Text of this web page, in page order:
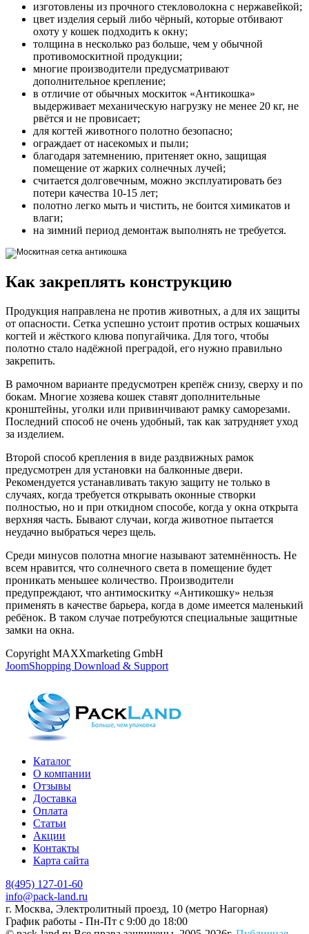
изготовлены из прочного стекловолокна с нержавейкой;
цвет изделия серый либо чёрный, которые отбивают
охоту у кошек подходить к окну;
толщина в несколько раз больше, чем у обычной
противомоскитной продукции;
многие производители предусматривают
дополнительное крепление;
в отличие от обычных москиток «Антикошка»
выдерживает механическую нагрузку не менее 20 кг, не
рвётся и не провисает;
для когтей животного полотно безопасно;
ограждает от насекомых и пыли;
благодаря затемнению, притеняет окно, защищая
помещение от жарких солнечных лучей;
считается долговечным, можно эксплуатировать без
потери качества 10-15 лет;
полотно легко мыть и чистить, не боится химикатов и
влаги;
на зимний период демонтаж выполнять не требуется.
Как закреплять конструкцию
Продукция направлена не против животных, а для их защиты
от опасности. Сетка успешно устоит против острых кошачьих
когтей и жёсткого клюва попугайчика. Для того, чтобы
полотно стало надёжной преградой, его нужно правильно
закрепить.
В рамочном варианте предусмотрен крепёж снизу, сверху и по
бокам. Многие хозяева кошек ставят дополнительные
кронштейны, уголки или привинчивают рамку саморезами.
Последний способ не очень удобный, так как затрудняет уход
за изделием.
Второй способ крепления в виде раздвижных рамок
предусмотрен для установки на балконные двери.
Рекомендуется устанавливать такую защиту не только в
случаях, когда требуется открывать оконные створки
полностью, но и при откидном способе, когда у окна открыта
верхняя часть. Бывают случаи, когда животное пытается
неудачно выбраться через щель.
Среди минусов полотна многие называют затемнённость. Не
всем нравится, что солнечного света в помещение будет
проникать меньшее количество. Производители
предупреждают, что антимоскитку «Антикошку» нельзя
применять в качестве барьера, когда в доме имеется маленький
ребёнок. В таком случае потребуются специальные защитные
замки на окна.
Copyright MAXXmarketing GmbH
JoomShopping Download & Support
Каталог
О компании
Отзывы
Доставка
Оплата
Статьи
Акции
Контакты
Карта сайта
8(495) 127-01-60
info@pack-land.ru
г. Москва, Электролитный проезд, 10 (метро Нагорная)
График работы - Пн-Пт с 9:00 до 18:00